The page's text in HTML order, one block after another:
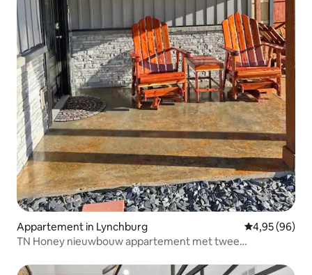
Appartement in Lynchburg Gemiddelde
4,95 (96)
TN Honey nieuwbouw appartement met twee